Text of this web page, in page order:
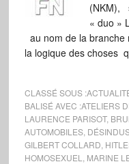
(NKM),
« duo »
au nom de la
la logique des choses
CLASSÉ SOUS :
BALISÉ AVEC :ATELIERS
LAURENCE PARISOT,
AUTOMOBILES,
GILBERT COLLARD
HOMOSEXUEL
MARINE